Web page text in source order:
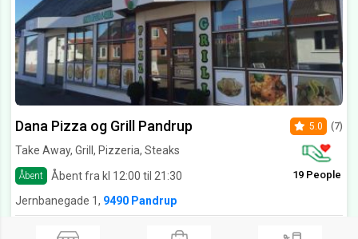
Dana Pizza og Grill Pandrup
Take Away, Grill, Pizzeria, Steaks
Åbent Åbent fra kl 12:00 til 21:30
5.0 (7)
19 People
Jernbanegade 1, 9490 Pandrup